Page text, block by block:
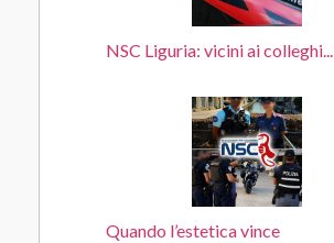
NSC Liguria: vicini ai colleghi...
Quando l’estetica vince